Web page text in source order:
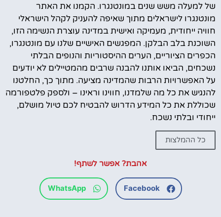
של למעלה משש שנים במונטנגרו. הקמנו את האתר
מונטנגרו לישראלים מתוך שאיפה להעניק לקהל הישראלי
חוויה ייחודית, מעמיקה ואישית במדינה עוצרת הנשימה הזו,
השוכנת בלב הבלקן. המפגשים האישיים שלנו עם מונטנגרו,
הכפרים הציוריים, הערים ההיסטוריות והנופים הבלתי
נשכחים, הביאו אותנו להבנה שרבים מהמטיילים לא יודעים
על האפשרויות הרבות שהמדינה מציעה. מתוך כך, החלטנו
להנגיש את כל מה שלמדנו, חווינו וראינו – ולספק פלטפורמה
שכוללת את כל המידע הדרוש להבטיח לכם טיול מושלם,
ייחודי ובלתי נשכח.
כל ההמלצות
אהבת? אפשר לשתף!
Facebook
WhatsApp